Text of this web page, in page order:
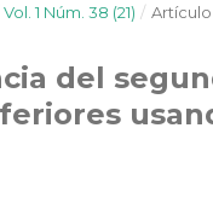
Vol. 1 Núm. 38 (21) /
del